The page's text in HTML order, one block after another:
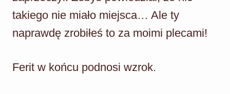
takiego nie miało miejsca… Ale ty
naprawdę zrobiłeś to za moimi plecami!
Ferit w końcu podnosi wzrok.